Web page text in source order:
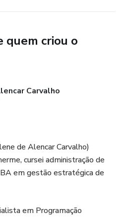
quem criou o
Carvalho
de Alencar Carvalho)
cursei administração de
em gestão estratégica de
em Programação